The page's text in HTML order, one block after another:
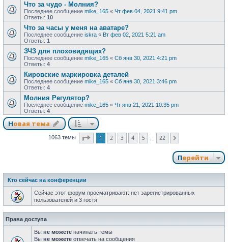
Что за чудо - Молния?
Последнее сообщение mike_165 « Чт фев 04, 2021 9:41 pm
Ответы: 10
Что за часы у меня на аватаре?
Последнее сообщение iskra « Вт фев 02, 2021 5:21 am
Ответы: 1
ЗЧЗ для плоховидящих?
Последнее сообщение mike_165 « Сб янв 30, 2021 4:21 pm
Ответы: 4
Кировские маркировка деталей
Последнее сообщение mike_165 « Сб янв 30, 2021 3:46 pm
Ответы: 4
Молния Регулятор?
Последнее сообщение mike_165 « Чт янв 21, 2021 10:35 pm
Ответы: 4
Новая тема
1063 темы Страница из
1 2 3 4 5 22
Перейти
Кто сейчас на конференции
Сейчас этот форум просматривают: нет зарегистрированных
пользователей и 3 гостя
Права доступа
Вы не можете начинать темы
Вы не можете отвечать на сообщения